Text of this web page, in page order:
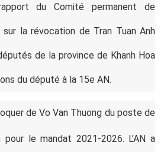
du Comité permanent de
sur la révocation de Tran Tuan Anh
de la province de Khanh Hoa
du député à la 15e AN.
de Vo Van Thuong du poste de
pour le mandat 2021-2026. L’AN a